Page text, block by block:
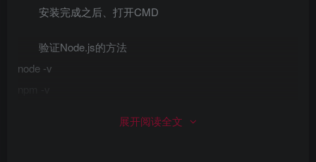
安装完成之后、打开CMD
验证Node.js的方法
node -v
展开阅读全文